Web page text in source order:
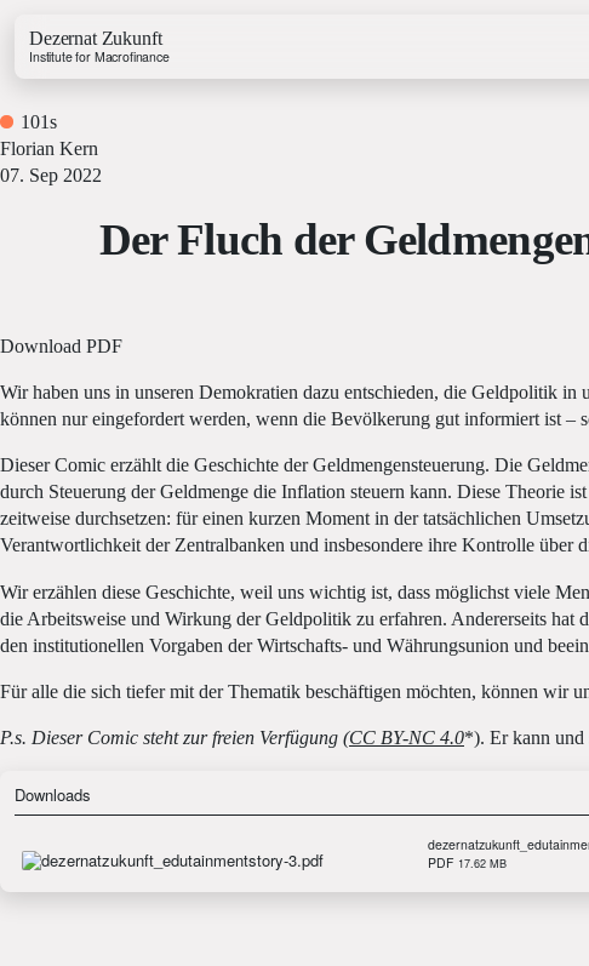
Dezernat Zukunft
Institute for Macrofinance
Growth & Budget Lab
Budget Tracker
Investment Tracker
101s
Florian Kern
07. Sep 2022
Der Fluch der
Download PDF
Wir haben uns in unseren Demokratien dazu entschieden, die Geldpolitik
können nur eingefordert werden, wenn die Bevölkerung gut informiert ist
Dieser Comic erzählt die Geschichte der Geldmengensteuerung. Die
durch Steuerung der Geldmenge die Inflation steuern kann. Diese Theorie
zeitweise durchsetzen: für einen kurzen Moment in der tatsächlichen
Verantwortlichkeit der Zentralbanken und insbesondere ihre Kontrolle über
Wir erzählen diese Geschichte, weil uns wichtig ist, dass möglichst viele
die Arbeitsweise und Wirkung der Geldpolitik zu erfahren. Andererseits
den institutionellen Vorgaben der Wirtschafts- und Währungsunion und
Für alle die sich tiefer mit der Thematik beschäftigen möchten, können wir
P.s. Dieser Comic steht zur freien Verfügung (CC BY-NC 4.0*). Er kann
Downloads
PDF 17.62 MB